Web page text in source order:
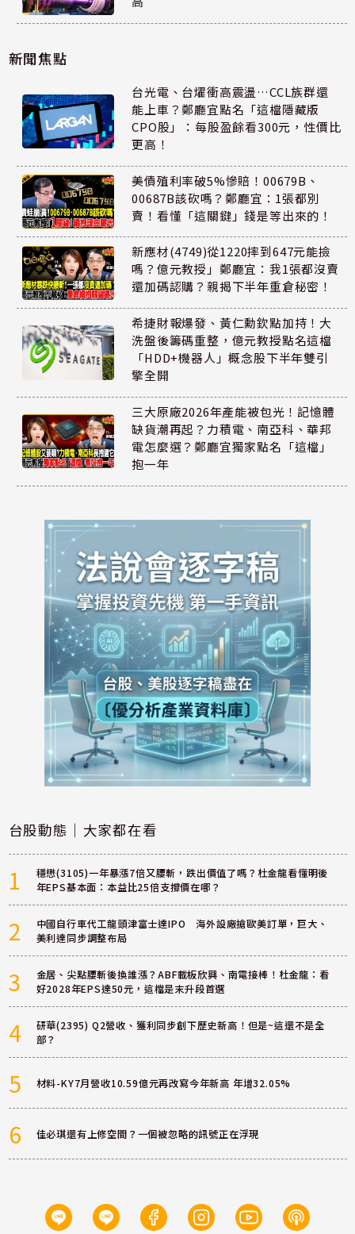
新聞焦點
台光電、台燿衝高震盪…CCL族群還
能上車？鄭廳宜點名「這檔隱藏版
CPO股」：每股盈餘看300元，性價比
更高！
美債殖利率破5%慘賠！00679B、
00687B該砍嗎？鄭廳宜：1張都別
賣！看懂「這關鍵」錢是等出來的！
新應材(4749)從1220摔到647元能撿
嗎？億元教授」鄭廳宜：我1張都沒賣
還加碼認購？親揭下半年重倉秘密！
希捷財報爆發、黃仁勳欽點加持！大
洗盤後籌碼重整，億元教授點名這檔
「HDD+機器人」概念股下半年雙引
擎全開
三大原廠2026年產能被包光！記憶體
缺貨潮再起？力積電、南亞科、華邦
電怎麼選？鄭廳宜獨家點名「這檔」
抱一年
台股動態｜大家都在看
1
穩懋(3105)一年暴漲7倍又腰斬，跌出價值了嗎？杜金龍看懂明後
年EPS基本面：本益比25倍支撐價在哪？
2
中國自行車代工龍頭津富士達IPO 海外設廠搶歐美訂單，巨大、
美利達同步調整布局
3
金居、尖點腰斬後換誰漲？ABF載板欣興、南電接棒！杜金龍：看
好2028年EPS達50元，這檔是末升段首選
4
研華(2395) Q2營收、獲利同步創下歷史新高！但是~這還不是全
部？
5 材料-KY7月營收10.59億元再改寫今年新高 年增32.05%
6 佳必琪還有上修空間？一個被忽略的訊號正在浮現